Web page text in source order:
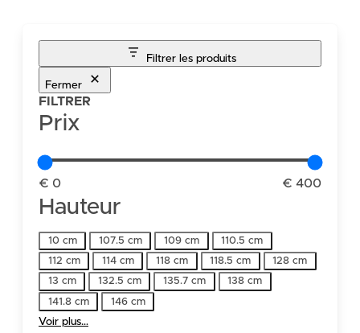
Filtrer les produits
Fermer
FILTRER
Prix
€ 0 € 400
Hauteur
Hauteur
10 cm 107.5 cm 109 cm
110.5 cm
112 cm
114 cm 118 cm 118.5 cm
128 cm
13 cm
132.5 cm 135.7 cm
138 cm
141.8 cm
146 cm
Voir plus…